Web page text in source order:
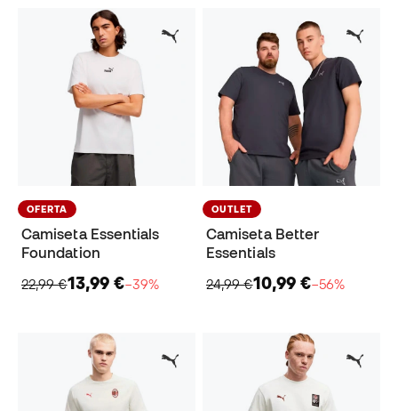
OFERTA
Camiseta Essentials
Foundation
22,99 €13,99 €−39%
OUTLET
Camiseta Better
Essentials
24,99 €10,99 €−56%